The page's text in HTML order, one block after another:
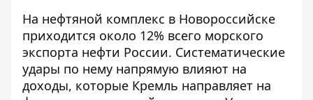
На нефтяной комплекс в Новороссийске
приходится около 12% всего морского
экспорта нефти России. Систематические
удары по нему напрямую влияют на
доходы, которые Кремль направляет на